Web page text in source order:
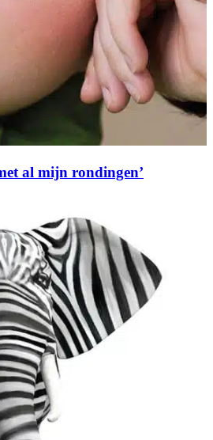
al mijn rondingen’